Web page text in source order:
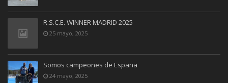
R.S.C.E. WINNER MADRID 2025
25 mayo, 2025
Somos campeones de España
24 mayo, 2025